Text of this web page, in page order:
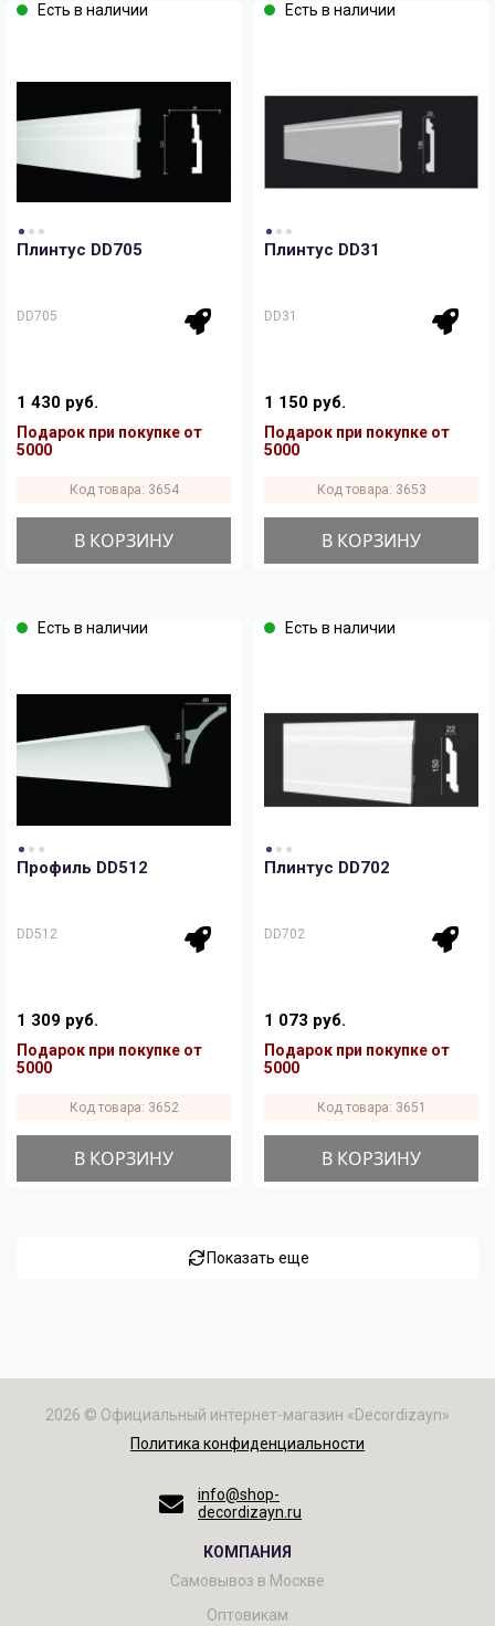
Есть в наличии
Плинтус DD705
DD705
1 430 руб.
Подарок при покупке от
5000
Код товара: 3654
В КОРЗИНУ
Есть в наличии
Плинтус DD31
DD31
1 150 руб.
Подарок при покупке от
5000
Код товара: 3653
В КОРЗИНУ
Есть в наличии
Профиль DD512
DD512
1 309 руб.
Подарок при покупке от
5000
Код товара: 3652
В КОРЗИНУ
Есть в наличии
Плинтус DD702
DD702
1 073 руб.
Подарок при покупке от
5000
Код товара: 3651
В КОРЗИНУ
Показать еще
2026 © Официальный интернет-магазин «Decordizayn»
Политика конфиденциальности
info@shop-
decordizayn.ru
КОМПАНИЯ
Самовывоз в Москве
Оптовикам